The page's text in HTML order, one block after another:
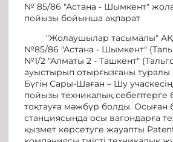
№ 85/86 "Астана - Шымкент"
пойызы бойынша ақпарат
"Жолаушылар тасымалы" АҚ
№85/86 "Астана - Шымкент"
№1/2 "Алматы 2 - Ташкент"
ауыстырып отырғызғаны туралы
Бүгін Сары-Шаған – Шу
пойызы техникалық себептерге
тоқтауға мәжбүр болды.
станциясында осы вагондарға
қызмет көрсетуге жауапты